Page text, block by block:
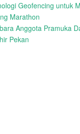
Geofencing untuk
Marathon
Anggota Pramuka
Pekan